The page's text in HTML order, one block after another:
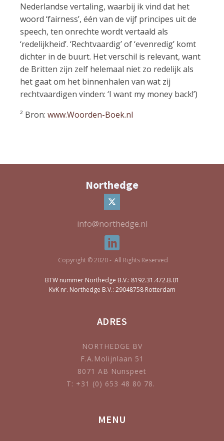
Nederlandse vertaling, waarbij ik vind dat het
woord ‘fairness’, één van de vijf principes uit de
speech, ten onrechte wordt vertaald als
‘redelijkheid’. ‘Rechtvaardig’ of ‘evenredig’ komt
dichter in de buurt. Het verschil is relevant, want
de Britten zijn zelf helemaal niet zo redelijk als
het gaat om het binnenhalen van wat zij
rechtvaardigen vinden: ‘I want my money back!’)
² Bron: www.Woorden-Boek.nl
Northedge
info@northedge.nl
Copyright © 2020 - All Rights Reserved
BTW nummer Northedge B.V.: 8192.31.472.B.01
KvK nr. Northedge B.V.: 29048758 Rotterdam
ADRES
NORTHEDGE BV
F.A.Molijnlaan 51
8071 AB Nunspeet
T: +31 (0) 653 48 80 78.
MENU